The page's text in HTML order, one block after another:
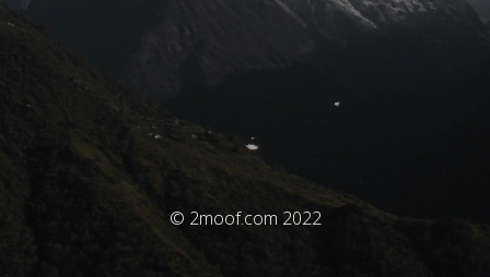
© 2moof.com 2022